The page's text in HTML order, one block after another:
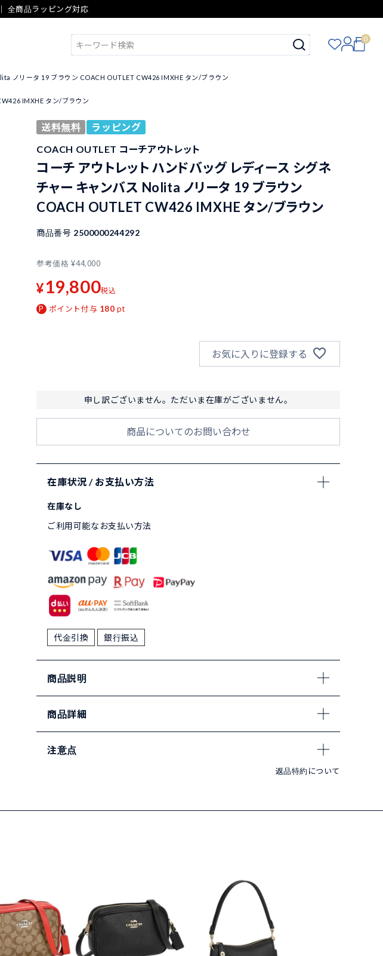
全商品ラッピング対応
0
ノリータ 19 ブラウン COACH OUTLET CW426 IMXHE タン/ブラウン
IMXHE タン/ブラウン
送料無料
ラッピング
COACH OUTLET コーチアウトレット
コーチ アウトレット ハンドバッグ レディース シグネ
チャー キャンバス Nolita ノリータ 19 ブラウン
COACH OUTLET CW426 IMXHE タン/ブラウン
商品番号 2500000244292
参考価格 ¥44,000
¥19,800税込
ポイント付与 180 pt
お気に入りに登録する
申し訳ございません。ただいま在庫がございません。
商品についてのお問い合わせ
在庫状況 / お支払い方法
在庫なし
ご利用可能なお支払い方法
代金引換 銀行振込
商品説明
商品詳細
注意点
返品特約について